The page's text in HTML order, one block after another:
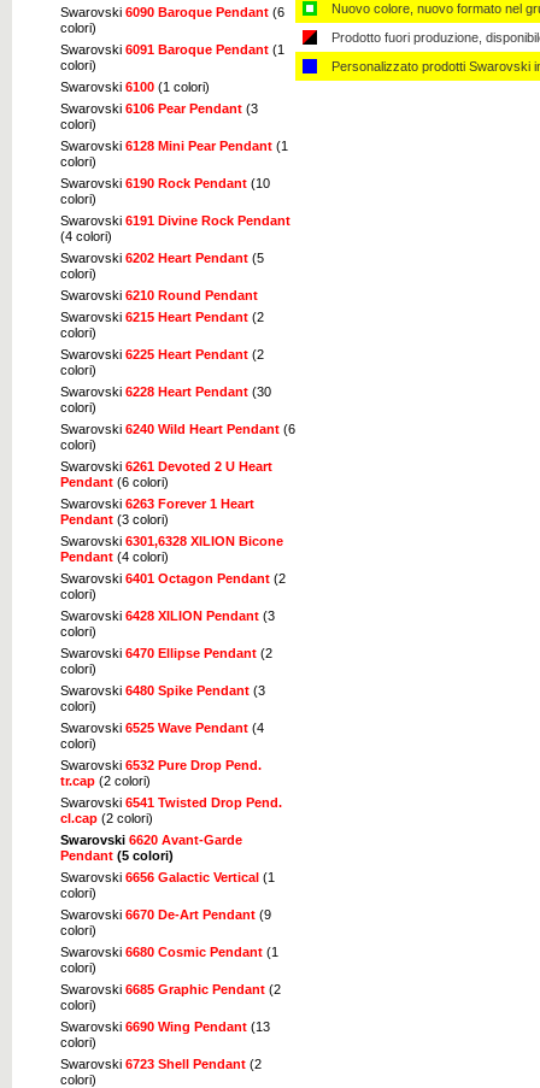
Swarovski 6090 Baroque Pendant (6
colori)
Swarovski 6091 Baroque Pendant (1
colori)
Swarovski 6100 (1 colori)
Swarovski 6106 Pear Pendant (3
colori)
Swarovski 6128 Mini Pear Pendant (1
colori)
Swarovski 6190 Rock Pendant (10
colori)
Swarovski 6191 Divine Rock Pendant
(4 colori)
Swarovski 6202 Heart Pendant (5
colori)
Swarovski 6210 Round Pendant
Swarovski 6215 Heart Pendant (2
colori)
Swarovski 6225 Heart Pendant (2
colori)
Swarovski 6228 Heart Pendant (30
colori)
Swarovski 6240 Wild Heart Pendant (6
colori)
Swarovski 6261 Devoted 2 U Heart
Pendant (6 colori)
Swarovski 6263 Forever 1 Heart
Pendant (3 colori)
Swarovski 6301,6328 XILION Bicone
Pendant (4 colori)
Swarovski 6401 Octagon Pendant (2
colori)
Swarovski 6428 XILION Pendant (3
colori)
Swarovski 6470 Ellipse Pendant (2
colori)
Swarovski 6480 Spike Pendant (3
colori)
Swarovski 6525 Wave Pendant (4
colori)
Swarovski 6532 Pure Drop Pend.
tr.cap (2 colori)
Swarovski 6541 Twisted Drop Pend.
cl.cap (2 colori)
Swarovski 6620 Avant-Garde
Pendant (5 colori)
Swarovski 6656 Galactic Vertical (1
colori)
Swarovski 6670 De-Art Pendant (9
colori)
Swarovski 6680 Cosmic Pendant (1
colori)
Swarovski 6685 Graphic Pendant (2
colori)
Swarovski 6690 Wing Pendant (13
colori)
Swarovski 6723 Shell Pendant (2
colori)
Nuovo colore, nuovo formato nel
Prodotto fuori produzione,
Personalizzato ​​prodotti Swarovski